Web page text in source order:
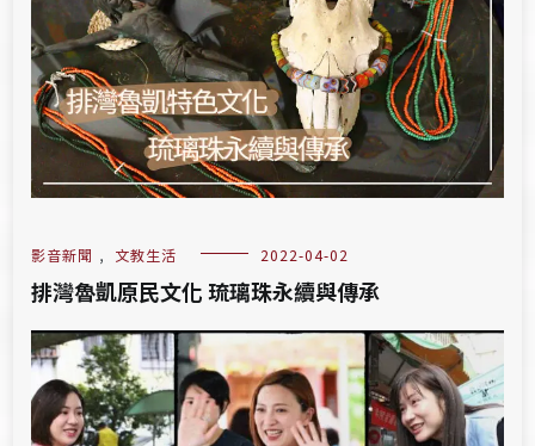
影音新聞 , 文教生活 2022-04-02
排灣魯凱原民文化 琉璃珠永續與傳承